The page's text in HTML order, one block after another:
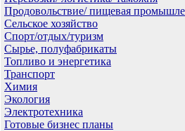
Продовольствие/ пищевая
Сельское хозяйство
Спорт/отдых/туризм
Сырье, полуфабрикаты
Топливо и энергетика
Транспорт
Химия
Экология
Электротехника
Готовые бизнес планы